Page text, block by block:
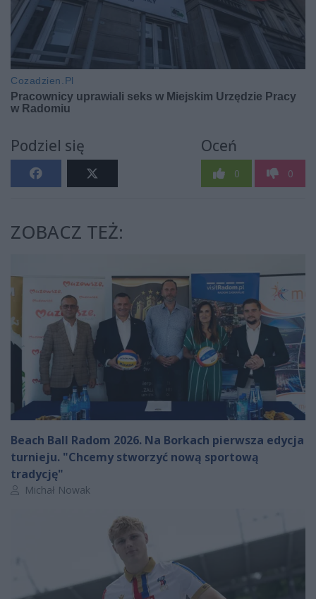
Podziel się Oceń
0 0
ZOBACZ TEŻ:
Beach Ball Radom 2026. Na Borkach pierwsza edycja
turnieju. "Chcemy stworzyć nową sportową
tradycję"
Autor artykułu:
Michał Nowak